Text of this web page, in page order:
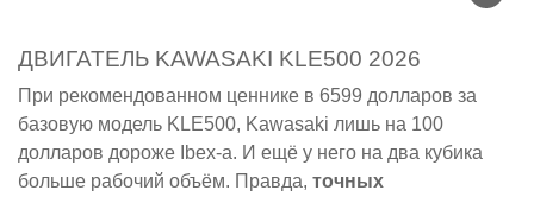
ДВИГАТЕЛЬ KAWASAKI KLE500 2026
При рекомендованном ценнике в 6599 долларов за
базовую модель KLE500, Kawasaki лишь на 100
долларов дороже Ibex-а. И ещё у него на два кубика
больше рабочий объём. Правда, точных